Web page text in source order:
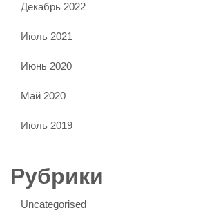
Декабрь 2022
Июль 2021
Июнь 2020
Май 2020
Июль 2019
Рубрики
Uncategorised